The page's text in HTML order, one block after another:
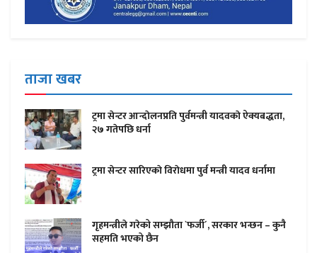
ताजा खबर
ट्रमा सेन्टर आन्दाेलनप्रति पुर्वमन्त्री यादवकाे ऐक्यबद्धता,
२७ गतेपछि धर्ना
ट्रमा सेन्टर सारिएकाे विराेधमा पुर्व मन्त्री यादव धर्नामा
गृहमन्त्रीले गरेको सम्झौता `फर्जी´, सरकार भन्छन – कुनै
सहमति भएको छैन